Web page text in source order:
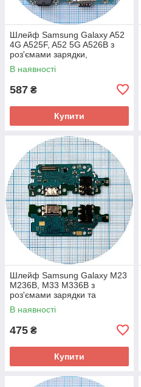
Шлейф Samsung Galaxy A52
4G A525F, A52 5G A526B з
роз'ємами зарядки,
навушників та мікрофоном -
нижня плата (AAA)
В наявності
587 ₴
Купити
Шлейф Samsung Galaxy M23
M236B, M33 M336B з
роз'ємами зарядки та
навушників, мікрофоном -
нижня плата (оригінал 100%)
В наявності
475 ₴
Купити